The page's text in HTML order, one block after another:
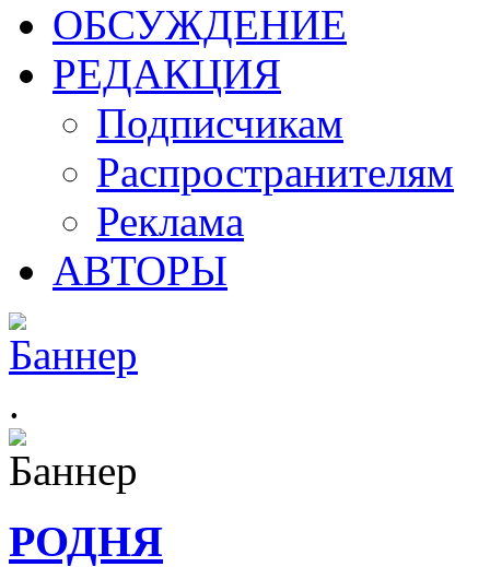
ОБСУЖДЕНИЕ
РЕДАКЦИЯ
Подписчикам
Распространителям
Реклама
АВТОРЫ
.
РОДНЯ